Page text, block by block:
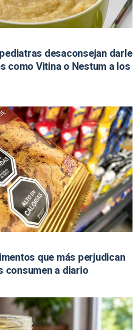
desaconsejan darle
como Vitina o Nestum a los
que más perjudican
consumen a diario